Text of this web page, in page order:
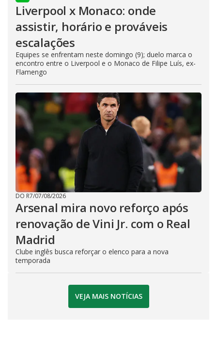
Liverpool x Monaco: onde
assistir, horário e prováveis
escalações
Equipes se enfrentam neste domingo (9); duelo marca o
encontro entre o Liverpool e o Monaco de Filipe Luís, ex-
Flamengo
DO R7/07/08/2026
Arsenal mira novo reforço após
renovação de Vini Jr. com o Real
Madrid
Clube inglês busca reforçar o elenco para a nova
temporada
VEJA MAIS NOTÍCIAS